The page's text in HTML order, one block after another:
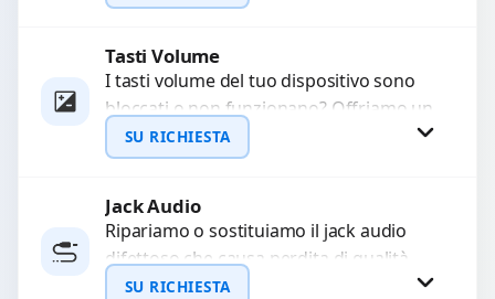
sostituzione utilizzando componenti di...
Richiedi Preventivo
WhatsApp
Tasti Volume
I tasti volume del tuo dispositivo sono
bloccati o non funzionano? Offriamo un
servizio di riparazione o sostituzione
con ricambi...
SU RICHIESTA
Richiedi Preventivo
WhatsApp
Jack Audio
Ripariamo o sostituiamo il jack audio
difettoso che causa perdita di qualità
sonora o impossibilità di collegare cuffie
SU RICHIESTA